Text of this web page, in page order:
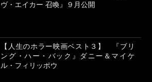
ヴ・エイカー 召喚』９月公開
【人生のホラー映画ベスト３】 『ブリ
ング・ハー・バック』ダニー＆マイケ
ル・フィリッポウ